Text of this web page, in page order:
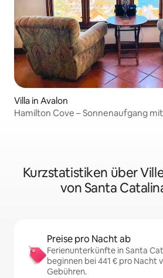
Villa in Avalon
Hamilton Cove – Sonnenaufgang
Kurzstatistiken über
von Santa
Preise pro Nacht ab
Ferienunterkünfte in Santa
beginnen bei 441 € pro Nacht
Gebühren.